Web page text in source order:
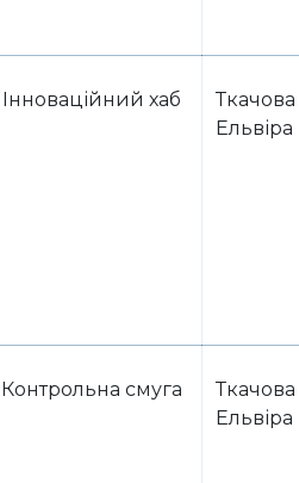
Інноваційний хаб
Ткачова
Ельвіра
Контрольна смуга
Ткачова
Ельвіра